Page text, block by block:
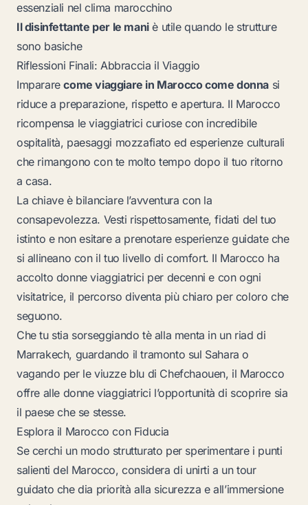
essenziali nel clima marocchino
Il disinfettante per le maniè utile quando le strutture
sono basiche
Riflessioni Finali: Abbraccia il Viaggio
Impararecome viaggiare in Marocco come donna si
riduce a preparazione, rispetto e apertura. Il Marocco
ricompensa le viaggiatrici curiose con incredibile
ospitalità, paesaggi mozzafiato ed esperienze culturali
che rimangono con te molto tempo dopo il tuo ritorno
a casa.
La chiave è bilanciare l’avventura con la
consapevolezza. Vesti rispettosamente, fidati del tuo
istinto e non esitare a prenotare esperienze guidate che
si allineano con il tuo livello di comfort. Il Marocco ha
accolto donne viaggiatrici per decenni e con ogni
visitatrice, il percorso diventa più chiaro per coloro che
seguono.
Che tu stia sorseggiando tè alla menta in un riad di
Marrakech, guardando il tramonto sul Sahara o
vagando per le viuzze blu di Chefchaouen, il Marocco
offre alle donne viaggiatrici l’opportunità di scoprire sia
il paese che se stesse.
Esplora il Marocco con Fiducia
Se cerchi un modo strutturato per sperimentare i punti
salienti del Marocco, considera di unirti a un tour
guidato che dia priorità alla sicurezza e all’immersione